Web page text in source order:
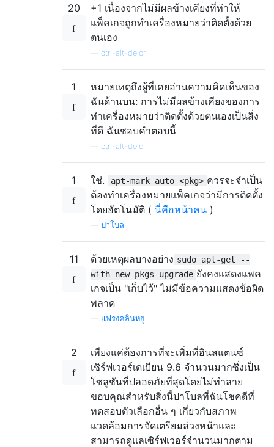
20
+1 เนื่องจากไม่มีผลข้างเคียงที่ทำให้
แพ็คเกจถูกทำเครื่องหมายว่าติดตั้งด้วย
ตนเอง
ctrl-alt-delor
1
หมายเหตุถึงผู้ที่เคยอ่านความคิดเห็นของ
ฉันด้านบน: การไม่มีผลข้างเคียงของการ
ทำเครื่องหมายว่าติดตั้งด้วยตนเองเป็นสิ่ง
ที่ดี ฉันชอบคำตอบนี้
ctrl-alt-delor
1 ใช่. apt-mark auto <pkg> ควรจะจำเป็น
ต้องทำเครื่องหมายแพ็คเกจว่ามีการติดตั้ง
โดยอัตโนมัติ ( นี่คือหน้าคน )
ปาโบล
11 ด้วยเหตุผลบางอย่าง sudo apt-get --
with-new-pkgs upgrade ยังคงแสดงแพค
เกจเป็น "เก็บไว้" ไม่มีข้อความแสดงข้อผิด
พลาด
แฟรงคลินหยู
2
เพียงแค่ต้องการที่จะเพิ่มที่อินสแตนซ์
เซิร์ฟเวอร์เดเบียน 9.6 จำนวนมากซึ่งเป็น
โซลูชันที่ปลอดภัยที่สุดโดยไม่ทำลาย
ขอบคุณสำหรับสิ่งนี้ปาโบลที่ฉันโชคดีที่
ทดสอบตัวเลือกอื่น ๆ เกี่ยวกับสภาพ
แวดล้อมการจัดเตรียมล่วงหน้าและ
สามารถดูแลเซิร์ฟเวอร์จำนวนมากตาม